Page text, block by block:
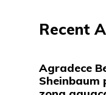
Recent
Agradece
Sheinbaum